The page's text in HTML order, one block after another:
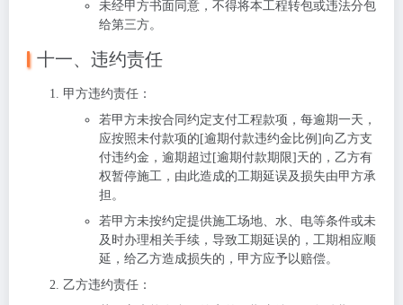
未经甲方书面同意，不得将本工程转包或违法分包
给第三方。
十一、违约责任
甲方违约责任 ：
若甲方未按合同约定支付工程款项，每逾期一天，
应按照未付款项的[逾期付款违约金比例]向乙方支
付违约金，逾期超过[逾期付款期限]天的，乙方有
权暂停施工，由此造成的工期延误及损失由甲方承
担。
若甲方未按约定提供施工场地、水、电等条件或未
及时办理相关手续，导致工期延误的，工期相应顺
延，给乙方造成损失的，甲方应予以赔偿。
乙方违约责任 ：